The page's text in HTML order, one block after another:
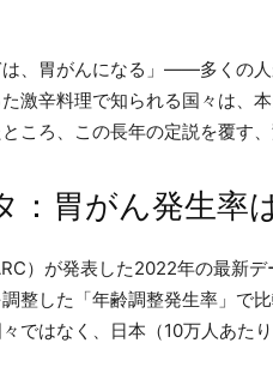
は、胃がんになる」——多くの
激辛料理で知られる国々は、
ころ、この長年の定説を覆す
：胃がん発生率
）が発表した2022年の最新
整した「年齢調整発生率」で
ではなく、日本（10万人あた